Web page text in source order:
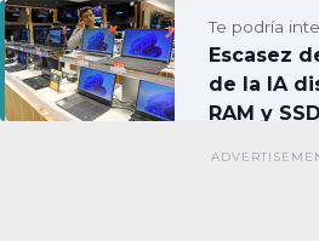
Te podría
Escasez
de la IA
RAM y